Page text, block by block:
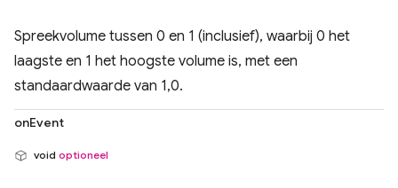
Spreekvolume tussen 0 en 1 (inclusief), waarbij 0 het
laagste en 1 het hoogste volume is, met een
standaardwaarde van 1,0.
onEvent
void optioneel